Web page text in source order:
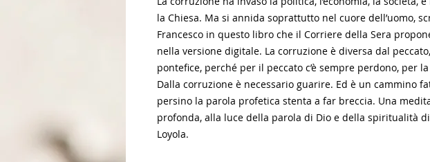
la Chiesa. Ma si annida soprattutto nel cuore dell’uomo,
Francesco in questo libro che il Corriere della Sera
nella versione digitale. La corruzione è diversa dal
pontefice, perché per il peccato c’è sempre perdono, per
Dalla corruzione è necessario guarire. Ed è un cammino
persino la parola profetica stenta a far breccia. Una
profonda, alla luce della parola di Dio e della spiritualità di
Loyola.